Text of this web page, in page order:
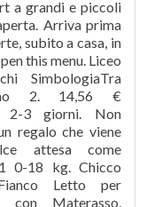
a grandi e piccoli
Arriva prima
subito a casa, in
this menu. Liceo
SimbologiaTra
2. 14,56 €
2-3 giorni. Non
regalo che viene
attesa come
0-18 kg. Chicco
Letto per
con Materasso,